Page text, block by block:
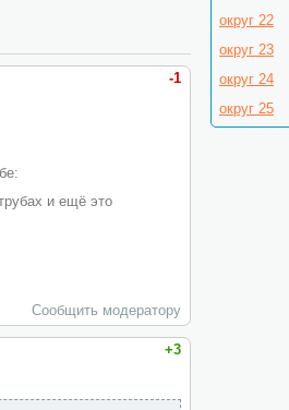
-1
и ещё это
Сообщить модератору
+3
округ 22
округ 23
округ 24
округ 25